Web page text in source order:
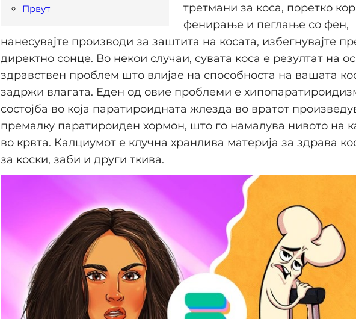
Првут
третмани за коса, поретко
фенирање и пеглање со фен,
нанесувајте производи за заштита на косата, избегнувајте
директно сонце. Во некои случаи, сувата коса е резултат на
здравствен проблем што влијае на способноста на вашата
задржи влагата. Еден од овие проблеми е
состојба во која паратироидната жлезда во вратот
премалку паратироиден хормон, што го намалува нивото на
во крвта. Калциумот е клучна хранлива материја за здрава
за коски, заби и други ткива.